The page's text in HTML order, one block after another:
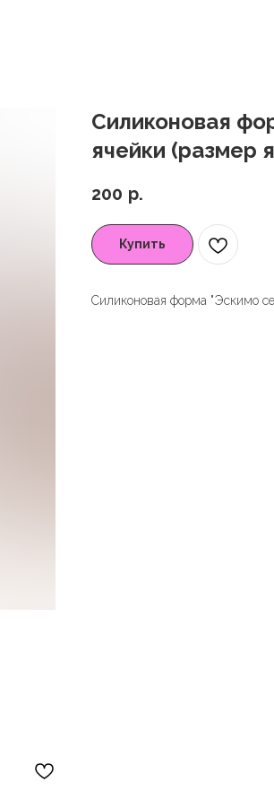
Силиконовая
ячейки (размер
200 р.
Купить
Силиконовая форма "Эскимо